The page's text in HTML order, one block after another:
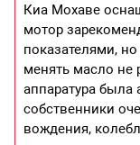
Киа Мохаве
мотор
показателями,
менять масло не
аппаратура была
собственники
вождения,